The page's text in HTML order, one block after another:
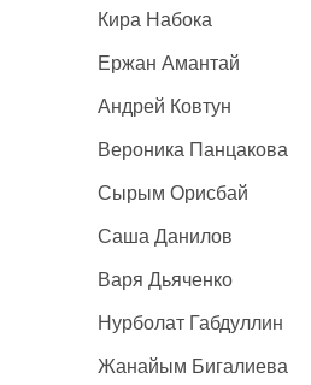
Кира Набока
Ержан Амантай
Андрей Ковтун
Вероника Панцакова
Сырым Орисбай
Саша Данилов
Варя Дьяченко
Нурболат Габдуллин
Жанайым Бигалиева